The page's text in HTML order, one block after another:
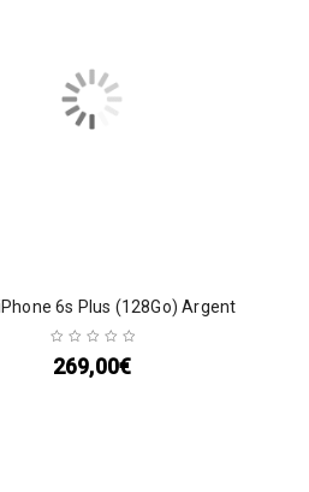
6s Plus (128Go) Argent
269,00€